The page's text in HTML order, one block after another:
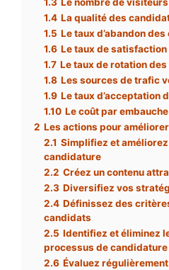
1.4 La qualité des
1.5 Le taux d’abandon
1.6 Le taux de
1.7 Le taux de rotation
1.8 Les sources de trafic
1.9 Le taux d’acceptation
1.10 Le coût par embauche
2 Les actions pour
2.1 Simplifiez et
candidature
2.2 Créez un contenu
2.3 Diversifiez vos
2.4 Définissez des
candidats
2.5 Identifiez et éliminez
processus de candidature
2.6 Évaluez